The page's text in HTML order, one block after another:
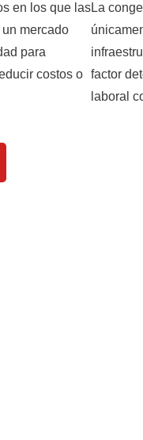
en los que las
mercado
para
costos o
La
factor
laboral